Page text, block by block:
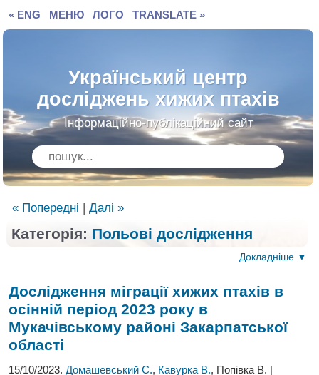
« ENG МЕНЮ ЛОГО TRANSLATE »
Український центр
досліджень хижих птахів
Інформаційно-публікаційний сайт
« Попередні | Далі »
Категорія: Польові дослідження
Докладніше ▼
Дослідження міграції хижих птахів в
осінній період 2023 року в
Мукачівському районі Закарпатської
області
15/10/2023. Домашевський С., Кавурка В., Попівка В. |